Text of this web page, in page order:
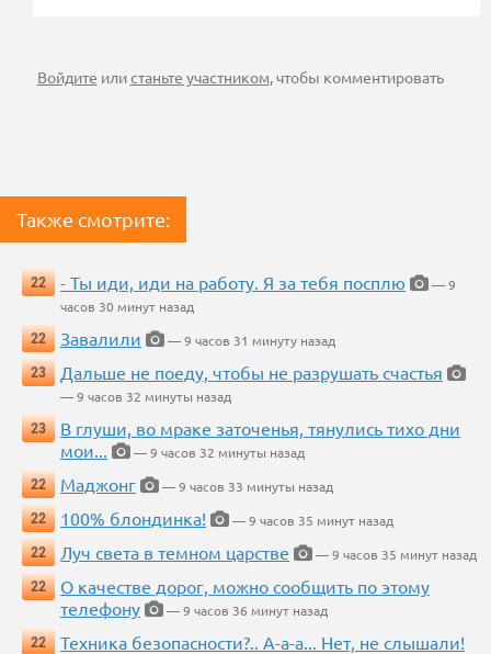
Войдите илистаньте участником, чтобы комментировать
Также смотрите:
22 - Ты иди, иди на работу. Я за тебя посплю
— 9
часов 30 минут назад
22
Завалили
— 9 часов 31 минуту назад
23
Дальше не поеду, чтобы не разрушать счастья
— 9 часов 32 минуты назад
23
В глуши, во мраке заточенья, тянулись тихо дни
мои...
— 9 часов 32 минуты назад
22
Маджонг
— 9 часов 33 минуты назад
22
100% блондинка!
— 9 часов 35 минут назад
22
Луч света в темном царстве
— 9 часов 35 минут назад
22
О качестве дорог, можно сообщить по этому
телефону
— 9 часов 36 минут назад
22
Техника безопасности?.. А-а-а... Нет, не слышали!